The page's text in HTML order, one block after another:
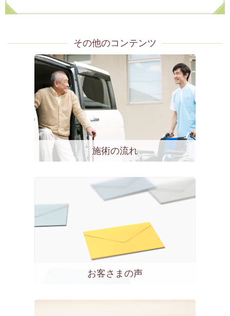
その他のコンテンツ
施術の流れ
お客さまの声